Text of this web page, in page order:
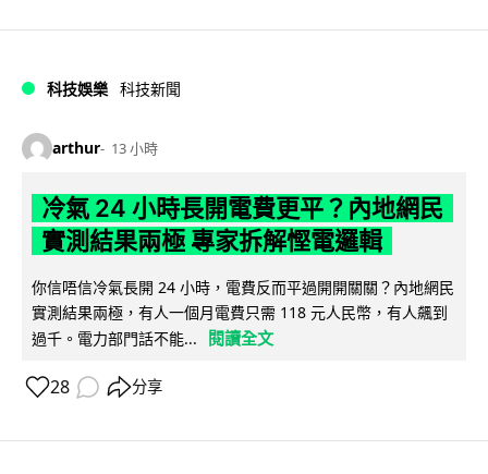
科技娛樂 科技新聞
arthur 13 小時
冷氣 24 小時長開電費更平？內地網民
實測結果兩極 專家拆解慳電邏輯
你信唔信冷氣長開 24 小時，電費反而平過開開關關？內地網民
實測結果兩極，有人一個月電費只需 118 元人民幣，有人飆到
過千。電力部門話不能...
閱讀全文
28 分享